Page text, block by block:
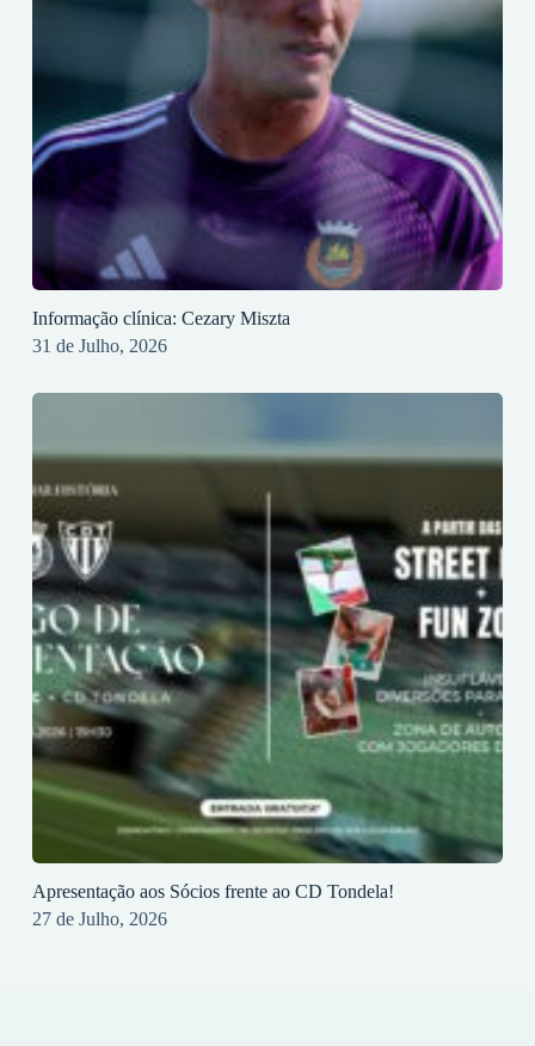
Informação clínica: Cezary Miszta
31 de Julho, 2026
Apresentação aos Sócios frente ao CD Tondela!
27 de Julho, 2026